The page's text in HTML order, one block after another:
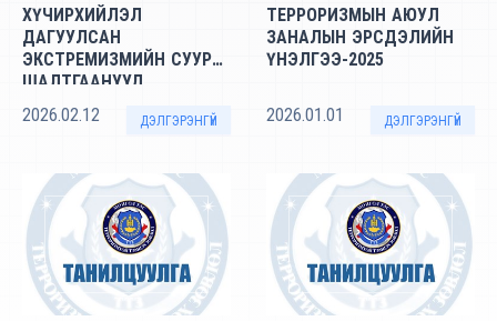
ХҮЧИРХИЙЛЭЛ
ДАГУУЛСАН
ЭКСТРЕМИЗМИЙН СУУРЬ
ШАЛТГААНУУД
2026.02.12
ДЭЛГЭРЭНГҮЙ
ТЕРРОРИЗМЫН АЮУЛ
ЗАНАЛЫН ЭРСДЭЛИЙН
ҮНЭЛГЭЭ-2025
2026.01.01 ДЭЛГЭРЭНГҮЙ